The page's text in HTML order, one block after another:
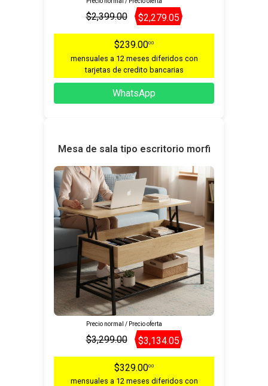
$2,399.00 $2,279.05
$239.0000
mensuales a 12 meses diferidos con
tarjetas de credito bancarias
WhatsApp
Mesa de sala tipo escritorio morfi
Precio normal / Precio oferta
$3,299.00 $3,134.05
$329.0000
mensuales a 12 meses diferidos con